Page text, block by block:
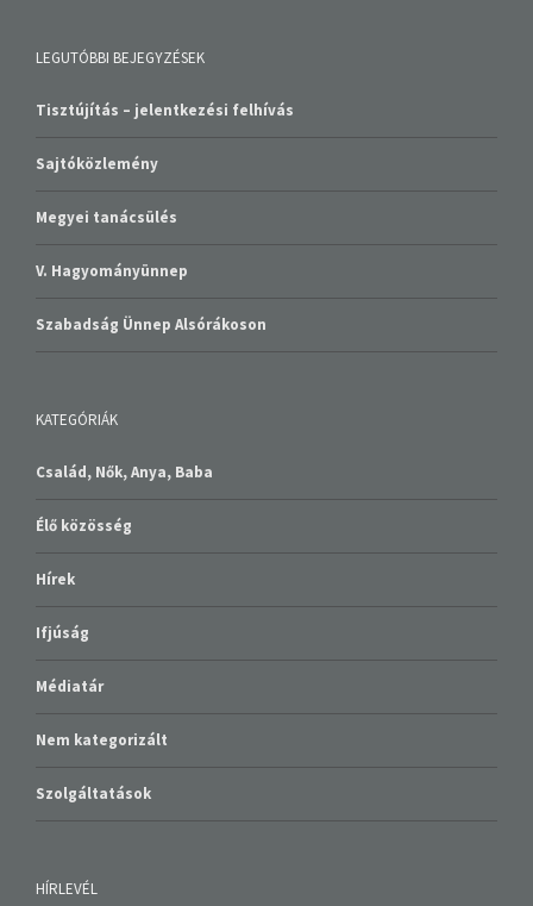
LEGUTÓBBI BEJEGYZÉSEK
Tisztújítás – jelentkezési felhívás
Sajtóközlemény
Megyei tanácsülés
V. Hagyományünnep
Szabadság Ünnep Alsórákoson
KATEGÓRIÁK
Család, Nők, Anya, Baba
Élő közösség
Hírek
Ifjúság
Médiatár
Nem kategorizált
Szolgáltatások
HÍRLEVÉL